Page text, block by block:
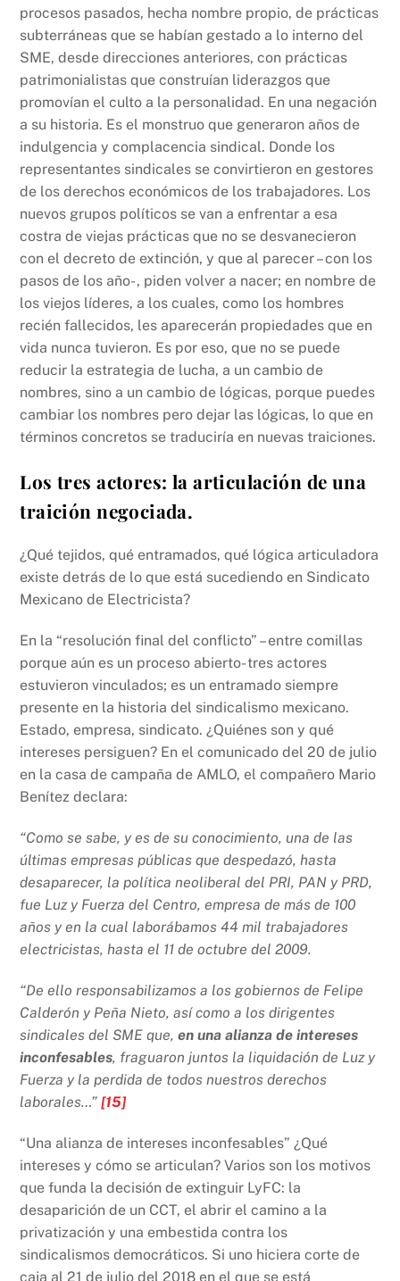
procesos pasados, hecha nombre propio, de prácticas
subterráneas que se habían gestado a lo interno del
SME, desde direcciones anteriores, con prácticas
patrimonialistas que construían liderazgos que
promovían el culto a la personalidad. En una negación
a su historia. Es el monstruo que generaron años de
indulgencia y complacencia sindical. Donde los
representantes sindicales se convirtieron en gestores
de los derechos económicos de los trabajadores. Los
nuevos grupos políticos se van a enfrentar a esa
costra de viejas prácticas que no se desvanecieron
con el decreto de extinción, y que al parecer – con los
pasos de los año- , piden volver a nacer; en nombre de
los viejos líderes, a los cuales, como los hombres
recién fallecidos, les aparecerán propiedades que en
vida nunca tuvieron. Es por eso, que no se puede
reducir la estrategia de lucha, a un cambio de
nombres, sino a un cambio de lógicas, porque puedes
cambiar los nombres pero dejar las lógicas, lo que en
términos concretos se traduciría en nuevas traiciones.
Los tres actores: la articulación de una
traición negociada.
¿Qué tejidos, qué entramados, qué lógica articuladora
existe detrás de lo que está sucediendo en Sindicato
Mexicano de Electricista?
En la “resolución final del conflicto” – entre comillas
porque aún es un proceso abierto- tres actores
estuvieron vinculados; es un entramado siempre
presente en la historia del sindicalismo mexicano.
Estado, empresa, sindicato. ¿Quiénes son y qué
intereses persiguen? En el comunicado del 20 de julio
en la casa de campaña de AMLO, el compañero Mario
Benítez declara:
“Como se sabe, y es de su conocimiento, una de las
últimas empresas públicas que despedazó, hasta
desaparecer, la política neoliberal del PRI, PAN y PRD,
fue Luz y Fuerza del Centro, empresa de más de 100
años y en la cual laborábamos 44 mil trabajadores
electricistas, hasta el 11 de octubre del 2009.
“De ello responsabilizamos a los gobiernos de Felipe
Calderón y Peña Nieto, así como a los dirigentes
sindicales del SME que,en una alianza de intereses
inconfesables, fraguaron juntos la liquidación de Luz y
Fuerza y la perdida de todos nuestros derechos
laborales…”[15]
“Una alianza de intereses inconfesables” ¿Qué
intereses y cómo se articulan? Varios son los motivos
que funda la decisión de extinguir LyFC: la
desaparición de un CCT, el abrir el camino a la
privatización y una embestida contra los
sindicalismos democráticos. Si uno hiciera corte de
caja al 21 de julio del 2018 en el que se está